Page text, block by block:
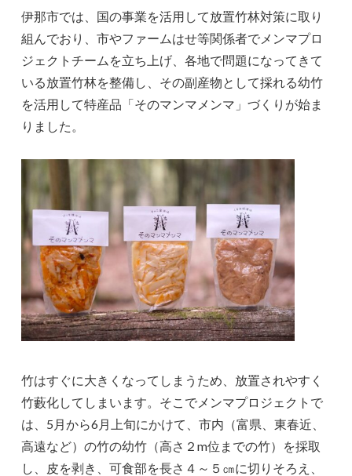
伊那市では、国の事業を活用して放置竹林対策に取り
組んでおり、市やファームはせ等関係者でメンマプロ
ジェクトチームを立ち上げ、各地で問題になってきて
いる放置竹林を整備し、その副産物として採れる幼竹
を活用して特産品「そのマンマメンマ」づくりが始ま
りました。
竹はすぐに大きくなってしまうため、放置されやすく
竹藪化してしまいます。そこでメンマプロジェクトで
は、5月から6月上旬にかけて、市内（富県、東春近、
高遠など）の竹の幼竹（高さ２m位までの竹）を採取
し、皮を剥き、可食部を長さ４～５㎝に切りそろえ、